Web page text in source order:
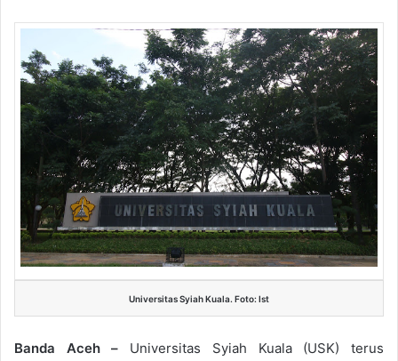
Universitas Syiah Kuala. Foto: Ist
Banda Aceh – Universitas Syiah Kuala (USK) terus